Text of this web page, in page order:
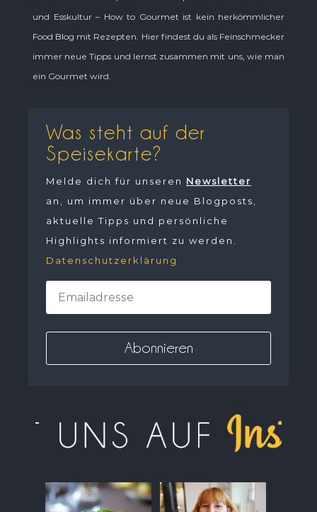
und Esskultur – How to Gourmet ist kein herkömmlicher
Food Blog mit Rezepten. Hier findest du als Feinschmecker
immer neue Tipps und lernst zusammen mit uns, wie man
ein Gourmet wird.
Was steht auf der
Speisekarte?
Melde dich für unseren Newsletter
an, um immer über neue Blogposts,
aktuelle Tipps und persönliche
Highlights informiert zu werden.
Datenschutzerklärung